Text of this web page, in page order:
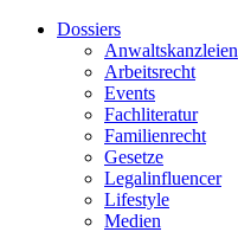
Dossiers
Anwaltskanzleien
Arbeitsrecht
Events
Fachliteratur
Familienrecht
Gesetze
Legalinfluencer
Lifestyle
Medien